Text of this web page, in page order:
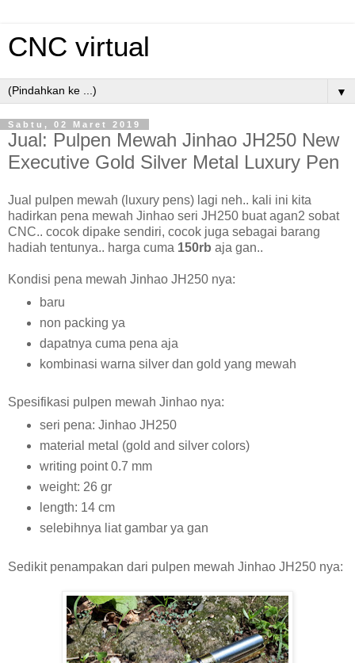
CNC virtual
▼
Sabtu, 02 Maret 2019
Jual: Pulpen Mewah Jinhao JH250 New
Executive Gold Silver Metal Luxury Pen
Jual pulpen mewah (luxury pens) lagi neh.. kali ini kita
hadirkan pena mewah Jinhao seri JH250 buat agan2 sobat
CNC.. cocok dipake sendiri, cocok juga sebagai barang
hadiah tentunya.. harga cuma 150rb aja gan..
Kondisi pena mewah Jinhao JH250 nya:
baru
non packing ya
dapatnya cuma pena aja
kombinasi warna silver dan gold yang mewah
Spesifikasi pulpen mewah Jinhao nya:
seri pena: Jinhao JH250
material metal (gold and silver colors)
writing point 0.7 mm
weight: 26 gr
length: 14 cm
selebihnya liat gambar ya gan
Sedikit penampakan dari pulpen mewah Jinhao JH250 nya: